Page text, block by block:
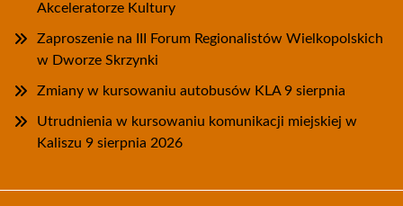
Akceleratorze Kultury
Zaproszenie na III Forum Regionalistów Wielkopolskich
w Dworze Skrzynki
Zmiany w kursowaniu autobusów KLA 9 sierpnia
Utrudnienia w kursowaniu komunikacji miejskiej w
Kaliszu 9 sierpnia 2026